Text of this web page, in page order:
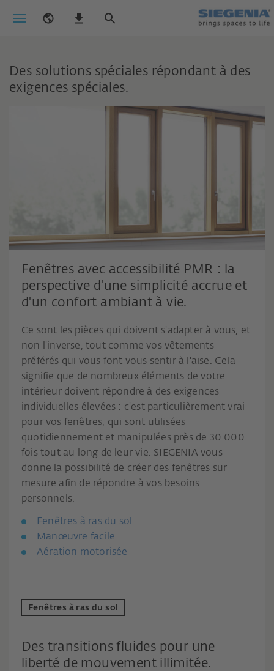
Des solutions spéciales répondant à des
exigences spéciales.
Fenêtres avec accessibilité PMR : la
perspective d'une simplicité accrue et
d'un confort ambiant à vie.
Ce sont les pièces qui doivent s'adapter à vous, et
non l'inverse, tout comme vos vêtements
préférés qui vous font vous sentir à l'aise. Cela
signifie que de nombreux éléments de votre
intérieur doivent répondre à des exigences
individuelles élevées : c'est particulièrement vrai
pour vos fenêtres, qui sont utilisées
quotidiennement et manipulées près de 30 000
fois tout au long de leur vie. SIEGENIA vous
donne la possibilité de créer des fenêtres sur
mesure afin de répondre à vos besoins
personnels.
Fenêtres à ras du sol
Manœuvre facile
Aération motorisée
Fenêtres à ras du sol
Des transitions fluides pour une
liberté de mouvement illimitée.